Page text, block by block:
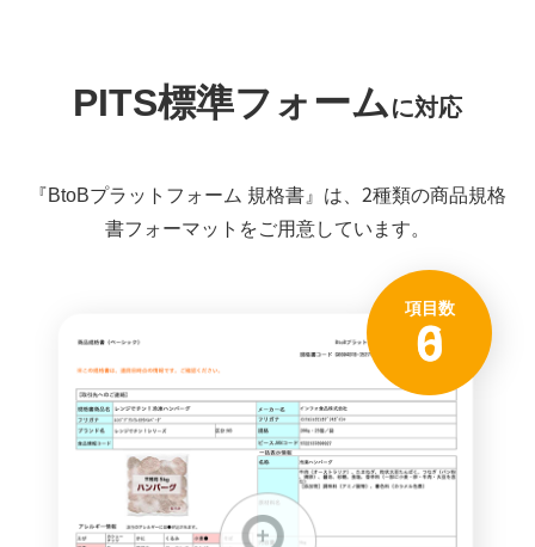
PITS標準フォームに対応
『BtoBプラットフォーム 規格書』は、2種類の商品規格
書フォーマットをご用意しています。
項目数
60